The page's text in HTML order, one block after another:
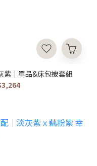
紫｜單品&床包被套組